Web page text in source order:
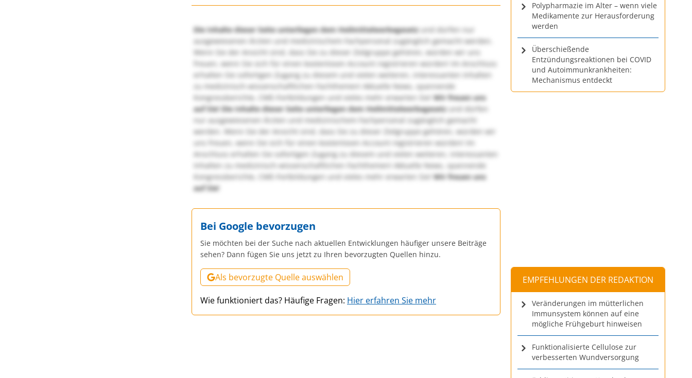
Die Inhalte dieser Seite unterliegen dem Heilmittelwerbegesetzund dürfen nur
ausgewiesenen Ärzten und medizinischem Fachpersonal zugänglich gemacht werden.
Wenn Sie der Ansicht sind, dass Sie zu dieser Zielgruppe gehören, würden wir uns
freuen, wenn Sie sich für einen kostenlosen Account registrieren würden! Im Anschluss
erhalten Sie sofortigen Zugang zu diesem und vielen weiteren, interessanten Inhalten
zu medizinisch-wissenschaftlichen Fachthemen! Aktuelle News, spannende
Kongressberichte, CME-Fortbildungen und vieles mehr erwarten Sie!Wir freuen uns
auf Sie! Die Inhalte dieser Seite unterliegen dem Heilmittelwerbegesetzund dürfen
nur ausgewiesenen Ärzten und medizinischem Fachpersonal zugänglich gemacht
werden. Wenn Sie der Ansicht sind, dass Sie zu dieser Zielgruppe gehören, würden wir
uns freuen, wenn Sie sich für einen kostenlosen Account registrieren würden! Im
Anschluss erhalten Sie sofortigen Zugang zu diesem und vielen weiteren, interessanten
Inhalten zu medizinisch-wissenschaftlichen Fachthemen! Aktuelle News, spannende
Kongressberichte, CME-Fortbildungen und vieles mehr erwarten Sie! Wir freuen uns
auf Sie!
Bei Google bevorzugen
Sie möchten bei der Suche nach aktuellen Entwicklungen häufiger unsere Beiträge
sehen? Dann fügen Sie uns jetzt zu Ihren bevorzugten Quellen hinzu.
Als bevorzugte Quelle auswählen
Wie funktioniert das? Häufige Fragen: Hier erfahren Sie mehr
Polypharmazie im Alter – wenn viele
Medikamente zur Herausforderung
werden
Überschießende
Entzündungsreaktionen bei COVID
und Autoimmunkrankheiten:
Mechanismus entdeckt
EMPFEHLUNGEN DER REDAKTION
Veränderungen im mütterlichen
Immunsystem können auf eine
mögliche Frühgeburt hinweisen
Funktionalisierte Cellulose zur
verbesserten Wundversorgung